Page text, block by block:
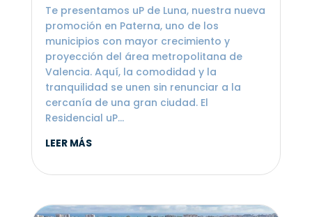
Te presentamos uP de Luna, nuestra nueva
promoción en Paterna, uno de los
municipios con mayor crecimiento y
proyección del área metropolitana de
Valencia. Aquí, la comodidad y la
tranquilidad se unen sin renunciar a la
cercanía de una gran ciudad. El
Residencial uP...
LEER MÁS